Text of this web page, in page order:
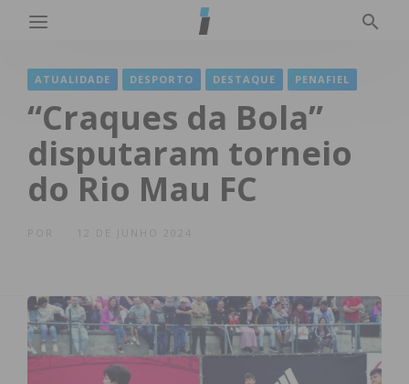
ATUALIDADE DESPORTO DESTAQUE PENAFIEL
“Craques da Bola”
disputaram torneio
do Rio Mau FC
12 DE JUNHO 2024